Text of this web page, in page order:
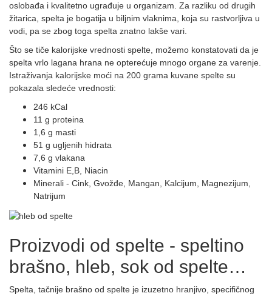
oslobađa i kvalitetno ugrađuje u organizam. Za razliku od drugih
žitarica, spelta je bogatija u biljnim vlaknima, koja su rastvorljiva u
vodi, pa se zbog toga spelta znatno lakše vari.
Što se tiče kalorijske vrednosti spelte, možemo konstatovati da je
spelta vrlo lagana hrana ne opterećuje mnogo organe za varenje.
Istraživanja kalorijske moći na 200 grama kuvane spelte su
pokazala sledeće vrednosti:
246 kCal
11 g proteina
1,6 g masti
51 g ugljenih hidrata
7,6 g vlakana
Vitamini E,B, Niacin
Minerali - Cink, Gvožđe, Mangan, Kalcijum, Magnezijum,
Natrijum
Proizvodi od spelte - speltino
brašno, hleb, sok od spelte…
Spelta, tačnije brašno od spelte je izuzetno hranjivo, specifičnog